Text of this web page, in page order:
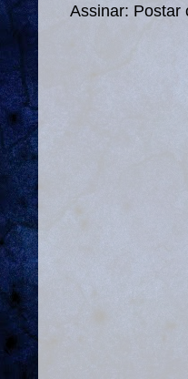
Assinar: Postar